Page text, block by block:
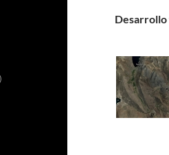
Desarrollo